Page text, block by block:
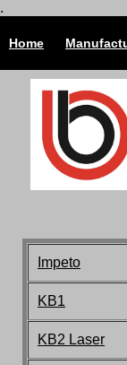
.
Home
Impeto
KB1
KB2 Laser